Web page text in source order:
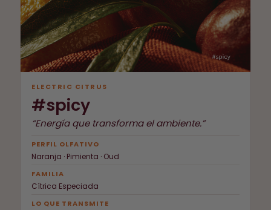
ELECTRIC CITRUS
#spicy
“Energía que transforma el ambiente.”
PERFIL OLFATIVO
Naranja · Pimienta · Oud
FAMILIA
Cítrica Especiada
LO QUE TRANSMITE